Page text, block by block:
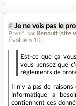
# Je ne vois pas le
Posté par Renault (site
Évalué à 10.
Est-ce que ça
vous pensez que
réglements de
Il n'y a pas de
informatique a
contiennent ces